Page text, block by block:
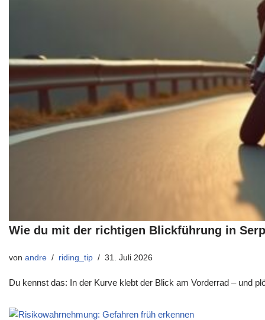
Wie du mit der richtigen Blickführung in
von andre riding_tip 31. Juli 2026
Du kennst das: In der Kurve klebt der Blick am Vorderrad – und